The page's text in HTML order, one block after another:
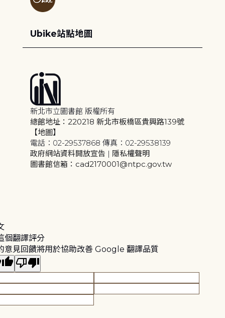
Ubike站點地圖
新北市立圖書館 版權所有
總館地址：220218 新北市板橋區貴興路139號
【地圖】
電話：02-29537868 傳真：02-29538139
政府網站資料開放宣告 | 隱私權聲明
圖書館信箱：cad2170001@ntpc.gov.tw
個翻譯評分
意見回饋將用於協助改善 Google 翻譯品質